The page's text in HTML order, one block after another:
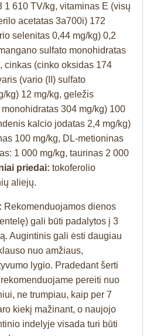
1 610 TV/kg, vitaminas E (visų
acetatas 3a700i) 172
selenitas 0,44 mg/kg) 0,2
sulfato monohidratas
cinkas (cinko oksidas 174
(vario (II) sulfato
kg) 12 mg/kg, geležis
304 mg/kg) 100
kalcio jodatas 2,4 mg/kg)
100 mg/kg, DL-metioninas
1 000 mg/kg, taurinas 2 000
priedai: tokoferolio
aliejų.
Rekomenduojamos dienos
gali būti padalytos į 3
Augintinis gali ėsti daugiau
nuo amžiaus,
lygio. Pradedant šerti
pereiti nuo
ne trumpiau, kaip per 7
kiekį mažinant, o naujojo
indelyje visada turi būti